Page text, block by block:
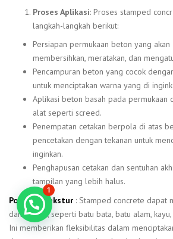
Proses Aplikasi: Proses stamped
langkah-langkah berikut:
Persiapan permukaan beton yang
membersihkan, meratakan, dan
Pencampuran beton yang cocok
untuk menciptakan warna yang di
Aplikasi beton basah pada permukaan
alat seperti screed.
Penempatan cetakan berpola di atas
pencetakan dengan tekanan untuk
inginkan.
Penghapusan cetakan dan sentuhan
tampilan yang lebih halus.
Pola dan Tekstur : Stamped concrete dapat
dan tekstur, seperti batu bata, batu alam,
Ini memberikan fleksibilitas dalam
1
Konsultasi GRATIS!